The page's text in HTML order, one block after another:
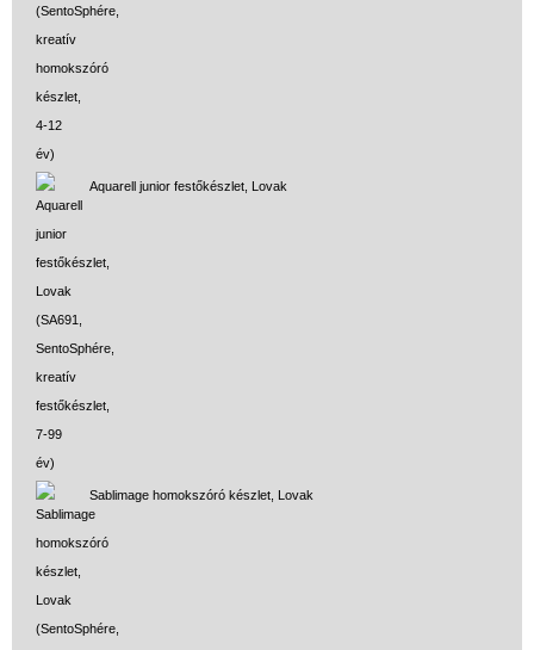
Aquarell junior festőkészlet, Lovak
Sablimage homokszóró készlet, Lovak